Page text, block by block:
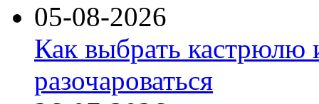
05-08-2026
Как выбрать кастрюлю
разочароваться